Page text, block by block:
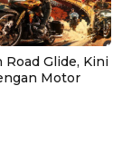
Glide, Kini
Motor